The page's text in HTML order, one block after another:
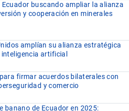
buscando ampliar la alianza
y cooperación en minerales
amplían su alianza estratégica
artificial
firmar acuerdos bilaterales con
y comercio
banano de Ecuador en 2025: